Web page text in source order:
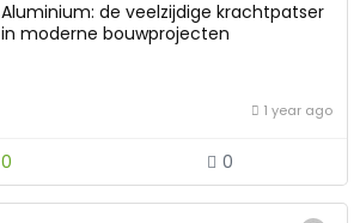
Aluminium: de veelzijdige krachtpatser
in moderne bouwprojecten
1 year ago
0 0